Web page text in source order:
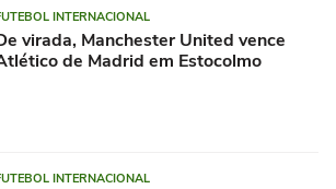
INTERNACIONAL
virada, Manchester United vence
de Madrid em Estocolmo
INTERNACIONAL